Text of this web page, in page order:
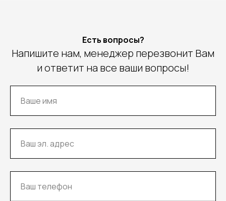
Есть вопросы?
Напишите нам, менеджер перезвонит Вам
и ответит на все ваши вопросы!